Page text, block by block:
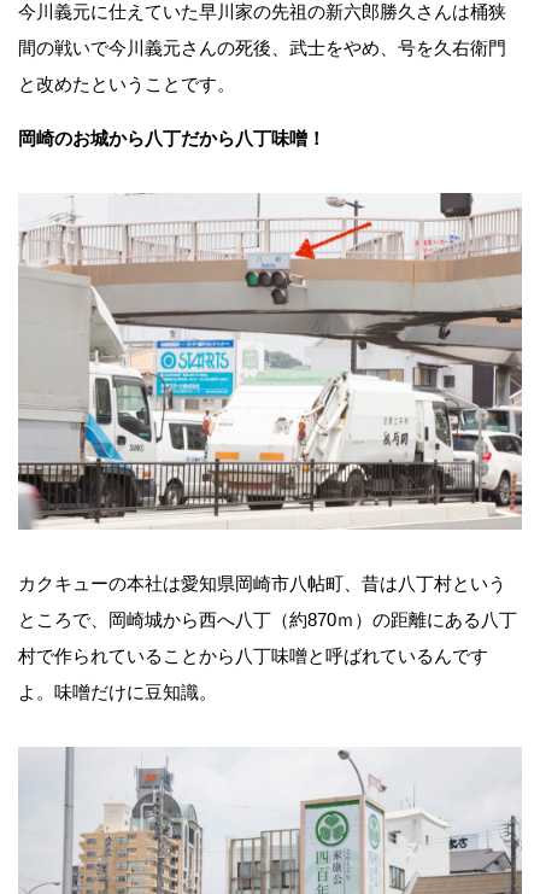
今川義元に仕えていた早川家の先祖の新六郎勝久さんは桶狭
間の戦いで今川義元さんの死後、武士をやめ、号を久右衛門
と改めたということです。
岡崎のお城から八丁だから八丁味噌！
カクキューの本社は愛知県岡崎市八帖町、昔は八丁村という
ところで、岡崎城から西へ八丁（約870ｍ）の距離にある八丁
村で作られていることから八丁味噌と呼ばれているんです
よ。味噌だけに豆知識。